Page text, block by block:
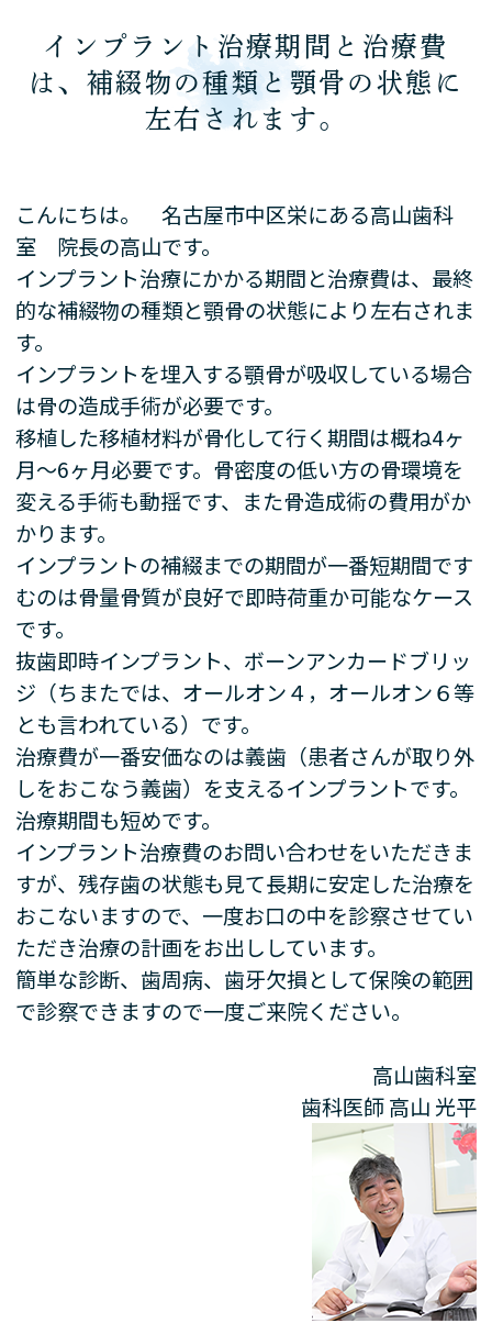
インプラント治療期間と治療費
は、補綴物の種類と顎骨の状態に
左右されます。
こんにちは。 名古屋市中区栄にある高山歯科
室 院長の高山です。
インプラント治療にかかる期間と治療費は、最終
的な補綴物の種類と顎骨の状態により左右されま
す。
インプラントを埋入する顎骨が吸収している場合
は骨の造成手術が必要です。
移植した移植材料が骨化して行く期間は概ね4ヶ
月〜6ヶ月必要です。骨密度の低い方の骨環境を
変える手術も動揺です、また骨造成術の費用がか
かります。
インプラントの補綴までの期間が一番短期間です
むのは骨量骨質が良好で即時荷重か可能なケース
です。
抜歯即時インプラント、ボーンアンカードブリッ
ジ（ちまたでは、オールオン４，オールオン６等
とも言われている）です。
治療費が一番安価なのは義歯（患者さんが取り外
しをおこなう義歯）を支えるインプラントです。
治療期間も短めです。
インプラント治療費のお問い合わせをいただきま
すが、残存歯の状態も見て長期に安定した治療を
おこないますので、一度お口の中を診察させてい
ただき治療の計画をお出ししています。
簡単な診断、歯周病、歯牙欠損として保険の範囲
で診察できますので一度ご来院ください。
高山歯科室
歯科医師高山 光平